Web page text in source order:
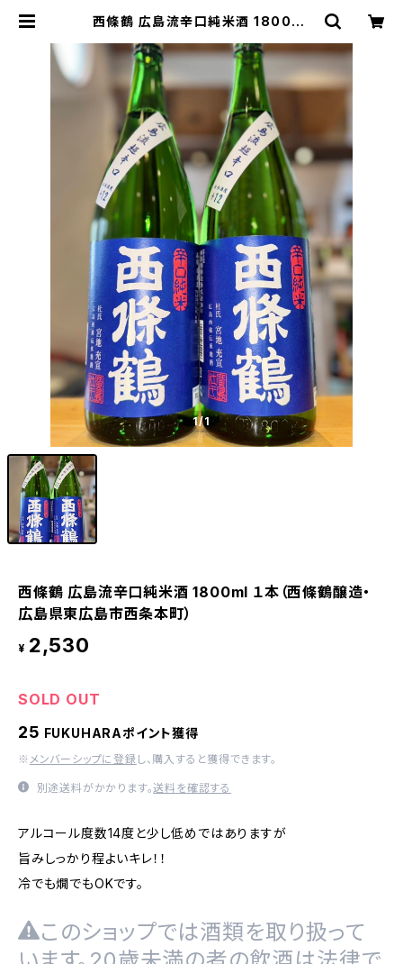
西條鶴 広島流辛口純米酒 1800ml
条本町） | 【BASE公式】福原酒店｜
創業1928年・広島の日本酒・限定酒
を全国通販
1/1
西條鶴 広島流辛口純米酒 1800ml １本（西條鶴醸造・
広島県東広島市西条本町）
¥ 2,530
SOLD OUT
25 FUKUHARAポイント獲得
※ メンバーシップに登録 し、購入すると獲得できます。
別途送料がかかります。送料を確認する
アルコール度数14度と少し低めではありますが
旨みしっかり程よいキレ！！
冷でも燗でもOKです。
このショップでは酒類を取り扱って